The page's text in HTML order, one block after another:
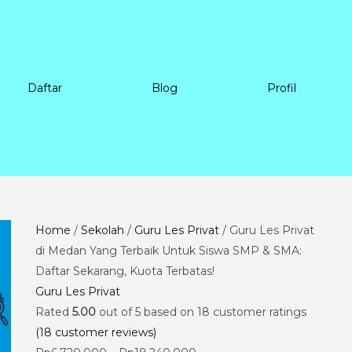
Daftar Blog Profil
Home / Sekolah / Guru Les Privat/ Guru Les Privat
di Medan Yang Terbaik Untuk Siswa SMP & SMA:
Daftar Sekarang, Kuota Terbatas!
Guru Les Privat
Rated 5.00out of 5 based on 18 customer ratings
(18 customer reviews)
Price
range:
Rp6.720.000
Rp18.240.000
Guru
Les
Privat
di
Medan
Yang